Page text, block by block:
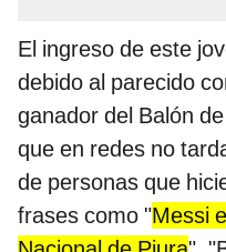
El ingreso de este
debido al parecido
ganador del Balón
que en redes no
de personas que
frases como "Messi